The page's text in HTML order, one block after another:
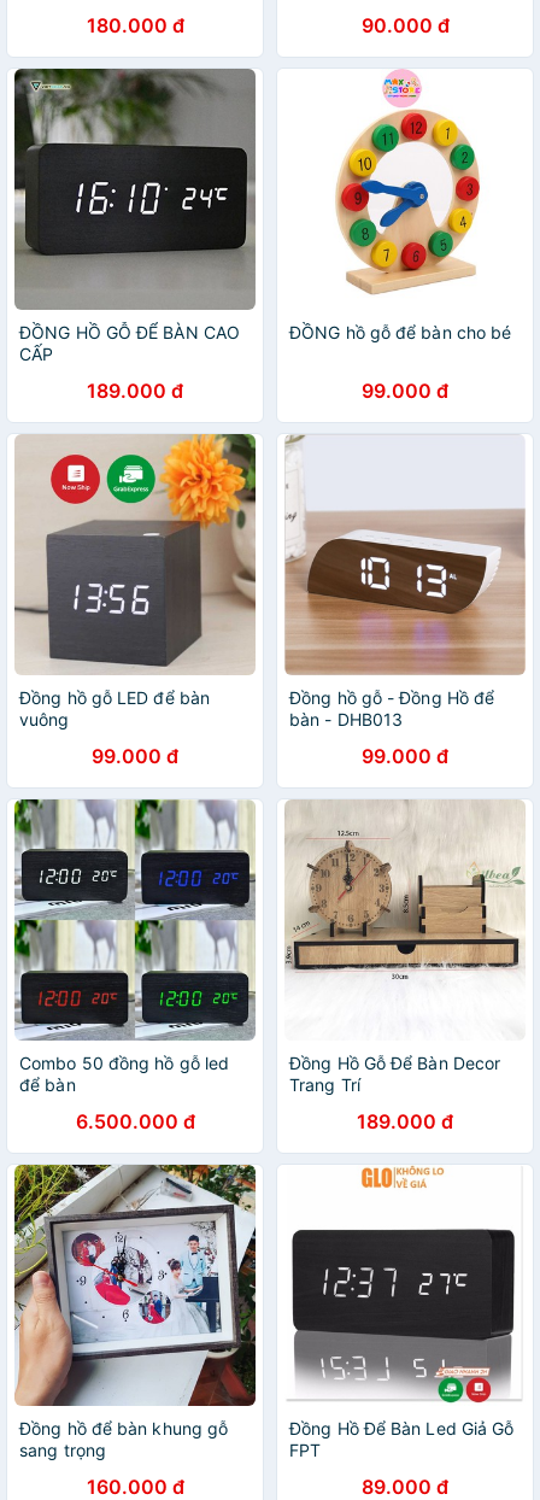
180.000 đ 90.000 đ
ĐỒNG HỒ GỖ ĐỂ BÀN CAO
CẤP
189.000 đ
ĐỒNG hồ gỗ để bàn cho bé
99.000 đ
Đồng hồ gỗ LED để bàn
vuông
99.000 đ
Đồng hồ gỗ - Đồng Hồ để
bàn - DHB013
99.000 đ
Combo 50 đồng hồ gỗ led
để bàn
6.500.000 đ
Đồng Hồ Gỗ Để Bàn Decor
Trang Trí
189.000 đ
Đồng hồ để bàn khung gỗ
sang trọng
160.000 đ
Đồng Hồ Để Bàn Led Giả Gỗ
FPT
89.000 đ